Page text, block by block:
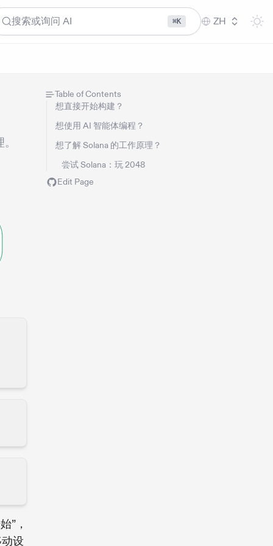
搜索或询问 AI ⌘K ZH
”，
设
Table of Contents
想直接开始构建？
想使用 AI 智能体编程？
想了解 Solana 的工作原理？
尝试 Solana：玩 2048
Edit Page